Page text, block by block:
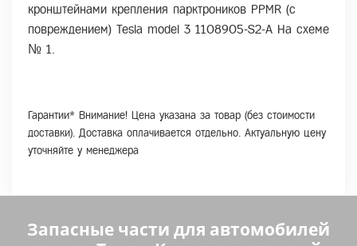
кронштейнами крепления парктроников PPMR (с
повреждением) Tesla model 3 1108905-S2-A На схеме
№ 1.
Гарантии* Внимание! Цена указана за товар (без стоимости
доставки). Доставка оплачивается отдельно. Актуальную цену
уточняйте у менеджера
Запасные части для автомобилей